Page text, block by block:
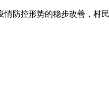
防控形势的稳步改善，村